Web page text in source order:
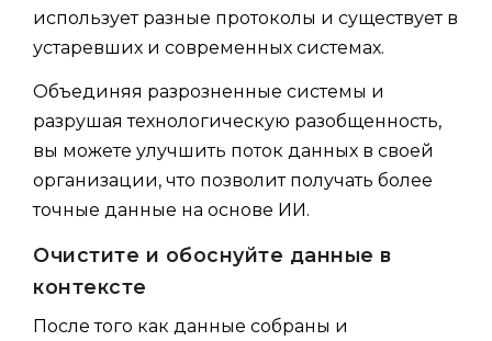
использует разные протоколы и существует в
устаревших и современных системах.
Объединяя разрозненные системы и
разрушая технологическую разобщенность,
вы можете улучшить поток данных в своей
организации, что позволит получать более
точные данные на основе ИИ.
Очистите и обоснуйте данные в
контексте
После того как данные собраны и